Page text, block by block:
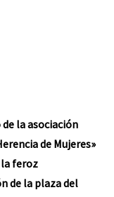
la asociación
de Mujeres»
feroz
de la plaza del